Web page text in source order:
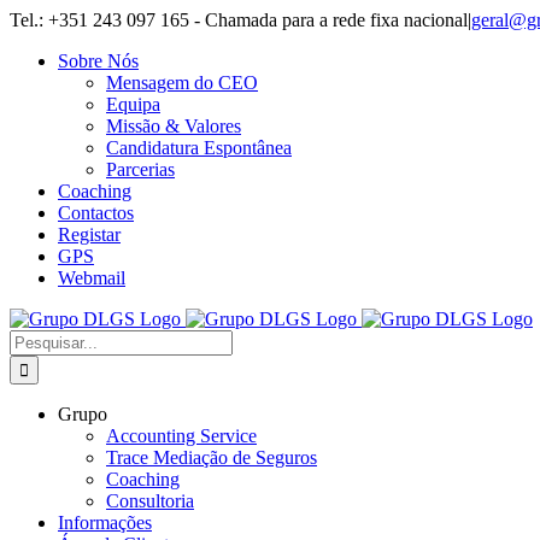
Skip
content
Tel.: +351 243 097 165 - Chamada para a rede fixa nacional|
Sobre Nós
Mensagem do CEO
Equipa
Missão & Valores
Candidatura Espontânea
Parcerias
Coaching
Contactos
Registar
GPS
Webmail
Pesquisar
Grupo
Accounting Service
Trace Mediação de Seguros
Coaching
Consultoria
Informações